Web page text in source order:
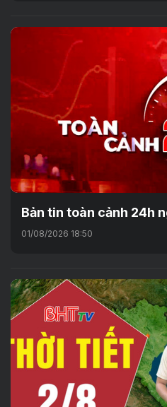
Bản tin toàn cảnh 24h
01/08/2026 18:50